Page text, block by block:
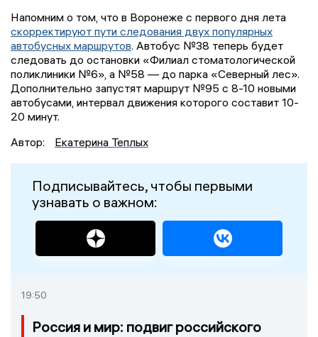
Напомним о том, что в Воронеже с первого дня лета
скорректируют пути следования двух популярных
автобусных маршрутов. Автобус №38 теперь будет
следовать до остановки «Филиал стоматологической
поликлиники №6», а №58 — до парка «Северный лес».
Дополнительно запустят маршрут №95 с 8-10 новыми
автобусами, интервал движения которого составит 10-
20 минут.
Автор:
Екатерина Теплых
Подписывайтесь, чтобы первыми
узнавать о важном:
19:50
Россия и мир: подвиг российского